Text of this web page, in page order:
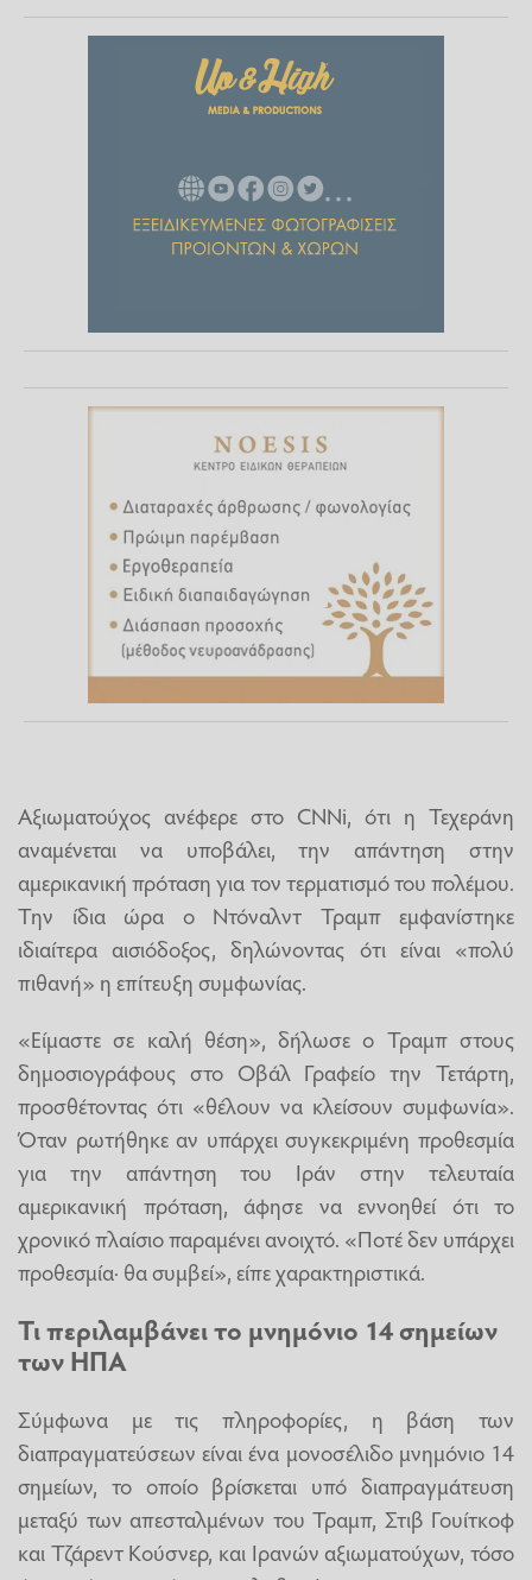
Αξιωματούχος ανέφερε στο CNNi, ότι η Τεχεράνη
αναμένεται να υποβάλει, την απάντηση στην
αμερικανική πρόταση για τον τερματισμό του πολέμου.
Την ίδια ώρα ο Ντόναλντ Τραμπ εμφανίστηκε
ιδιαίτερα αισιόδοξος, δηλώνοντας ότι είναι «πολύ
πιθανή» η επίτευξη συμφωνίας.
«Είμαστε σε καλή θέση», δήλωσε ο Τραμπ στους
δημοσιογράφους στο Οβάλ Γραφείο την Τετάρτη,
προσθέτοντας ότι «θέλουν να κλείσουν συμφωνία».
Όταν ρωτήθηκε αν υπάρχει συγκεκριμένη προθεσμία
για την απάντηση του Ιράν στην τελευταία
αμερικανική πρόταση, άφησε να εννοηθεί ότι το
χρονικό πλαίσιο παραμένει ανοιχτό. «Ποτέ δεν υπάρχει
προθεσμία· θα συμβεί», είπε χαρακτηριστικά.
Τι περιλαμβάνει το μνημόνιο 14 σημείων
των ΗΠΑ
Σύμφωνα με τις πληροφορίες, η βάση των
διαπραγματεύσεων είναι ένα μονοσέλιδο μνημόνιο 14
σημείων, το οποίο βρίσκεται υπό διαπραγμάτευση
μεταξύ των απεσταλμένων του Τραμπ, Στιβ Γουίτκοφ
και Τζάρεντ Κούσνερ, και Ιρανών αξιωματούχων, τόσο